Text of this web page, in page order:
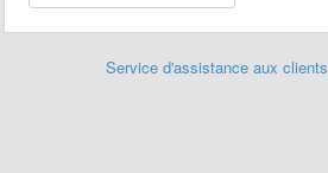
Service d'assistance aux clients